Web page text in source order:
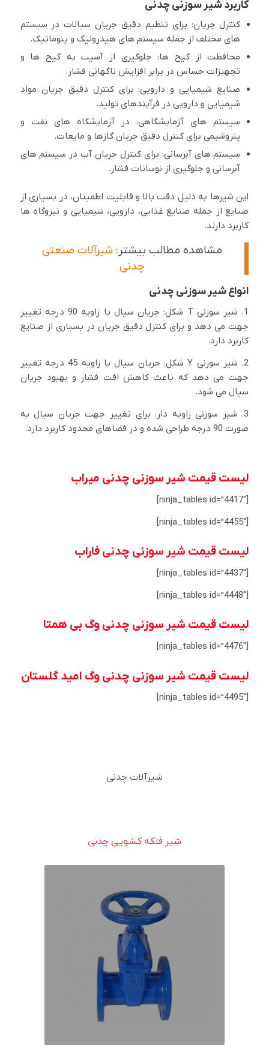
کاربرد شیر سوزنی چدنی
کنترل جریان: برای تنظیم دقیق جریان سیالات در سیستم
های مختلف از جمله سیستم های هیدرولیک و پنوماتیک.
محافظت از گیج ها: جلوگیری از آسیب به گیج ها و
تجهیزات حساس در برابر افزایش ناگهانی فشار.
صنایع شیمیایی و دارویی: برای کنترل دقیق جریان مواد
شیمیایی و دارویی در فرآیندهای تولید.
سیستم های آزمایشگاهی: در آزمایشگاه های نفت و
پتروشیمی برای کنترل دقیق جریان گازها و مایعات.
سیستم های آبرسانی: برای کنترل جریان آب در سیستم های
آبرسانی و جلوگیری از نوسانات فشار.
این شیرها به دلیل دقت بالا و قابلیت اطمینان، در بسیاری از
صنایع از جمله صنایع غذایی، دارویی، شیمیایی و نیروگاه ها
کاربرد دارند.
مشاهده مطالب بیشتر: شیرآلات صنعتی
چدنی
انواع شیر سوزنی چدنی
1. شیر سوزنی T شکل: جریان سیال با زاویه 90 درجه تغییر
جهت می دهد و برای کنترل دقیق جریان در بسیاری از صنایع
کاربرد دارد.
2. شیر سوزنی Y شکل: جریان سیال با زاویه 45 درجه تغییر
جهت می دهد که باعث کاهش افت فشار و بهبود جریان
سیال می شود.
3. شیر سوزنی زاویه دار: برای تغییر جهت جریان سیال به
صورت 90 درجه طراحی شده و در فضاهای محدود کاربرد دارد.
لیست قیمت شیر سوزنی چدنی میراب
[ninja_tables id=”4417″]
[ninja_tables id=”4455″]
لیست قیمت شیر سوزنی چدنی فاراب
[ninja_tables id=”4437″]
[ninja_tables id=”4448″]
لیست قیمت شیر سوزنی چدنی وگ بی همتا
[ninja_tables id=”4476″]
لیست قیمت شیر سوزنی چدنی وگ امید گلستان
[ninja_tables id=”4495″]
شیرآلات چدنی
شیر فلکه کشویی چدنی